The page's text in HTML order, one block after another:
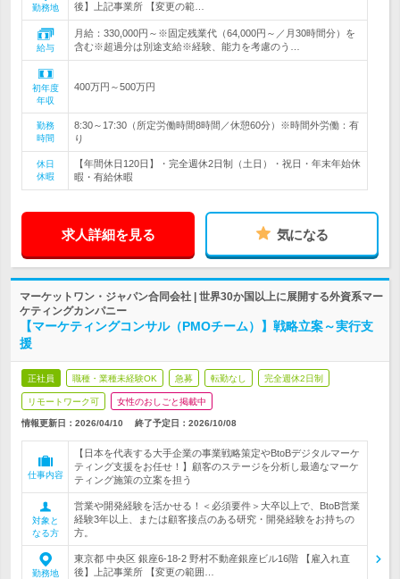
勤務地
後】上記事業所 【変更の範…
給与
月給：330,000円～※固定残業代（64,000円～／月30時間分）を
含む※超過分は別途支給※経験、能力を考慮のう…
初年度
年収
400万円～500万円
勤務
時間
8:30～17:30（所定労働時間8時間／休憩60分）※時間外労働：有
り
休日
休暇
【年間休日120日】・完全週休2日制（土日）・祝日・年末年始休
暇・有給休暇
求人詳細を見る 気になる
マーケットワン・ジャパン合同会社 | 世界30か国以上に展開する外資系マー
ケティングカンパニー
【マーケティングコンサル（PMOチーム）】戦略立案～実行支
援
正社員 職種・業種未経験OK 急募 転勤なし 完全週休2日制
リモートワーク可 女性のおしごと掲載中
情報更新日：2026/04/10 終了予定日： 2026/10/08
仕事内容
【日本を代表する大手企業の事業戦略策定やBtoBデジタルマーケ
ティング支援をお任せ！】顧客のステージを分析し最適なマーケ
ティング施策の立案を担う
対象と
なる方
営業や開発経験を活かせる！＜必須要件＞大卒以上で、BtoB営業
経験3年以上、または顧客接点のある研究・開発経験をお持ちの
方。
勤務地
東京都 中央区 銀座6-18-2 野村不動産銀座ビル16階 【雇入れ直
後】上記事業所 【変更の範囲…